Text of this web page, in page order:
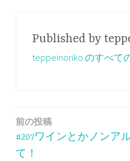
Published by
teppeinoriko のすべて
投
稿
前の投稿
#207ワインとかノンア
て！